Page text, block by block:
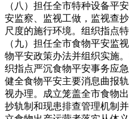
（八）担任全市特种设备平
安监察、监视工做，监视查
尺度的施行环境。组织指点
（九）担任全市食物平安监
物平安政策办法并组织实施
织指点严沉食物平安事务应
健全食物平安主要消息曲报
视办理。成立笼盖全市食物
抄轨制和现患排查管理机制